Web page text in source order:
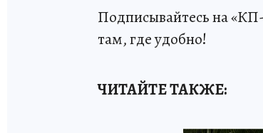
Подписывайтесь на
там, где удобно!
ЧИТАЙТЕ ТАКЖЕ: